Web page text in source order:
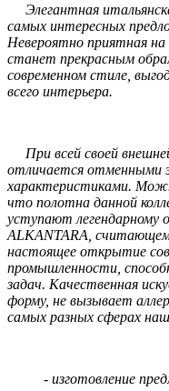
Элегантная
самых интересных
Невероятно приятная
станет прекрасным
современном стиле,
всего интерьера.
При всей своей
отличается отменными
характеристиками.
что полотна данной
уступают легендарному
ALKANTARA,
настоящее открытие
промышленности,
задач. Качественная
форму, не вызывает
самых разных сферах
- изготовление